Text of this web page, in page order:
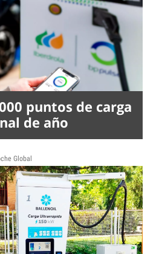
puntos de carga
de año
Global